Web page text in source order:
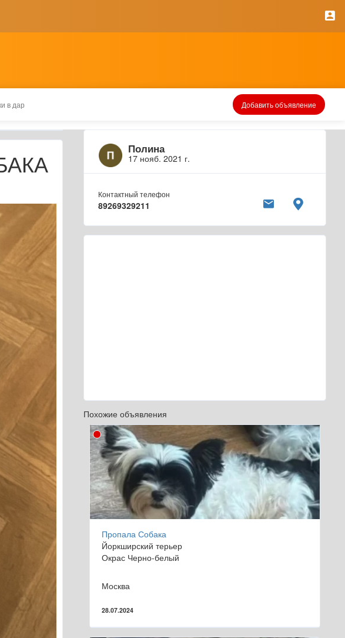
в дар Добавить объявление
Полина
17 нояб. 2021 г.
Контактный телефон
89269329211
Похожие объявления
Пропала Собака
Йоркширский терьер
Окрас Черно-белый
Москва
28.07.2024